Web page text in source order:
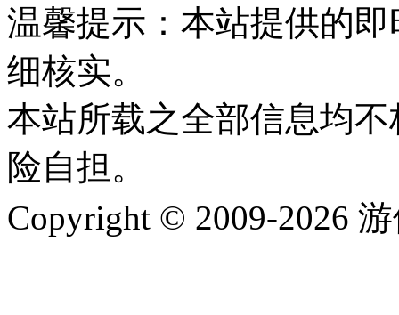
温馨提示：本站提供的
细核实。
本站所载之全部信息均
险自担。
Copyright © 2009-2026